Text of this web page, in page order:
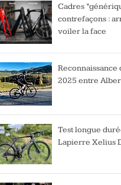
Cadres
contrefaçons :
voiler la face
Reconnaissance
2025 entre
Test longue
Lapierre Xelius